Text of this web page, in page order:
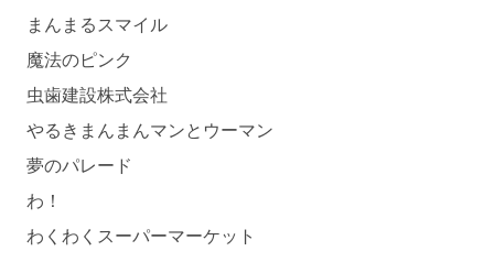
まんまるスマイル
魔法のピンク
虫歯建設株式会社
やるきまんまんマンとウーマン
夢のパレード
わ！
わくわくスーパーマーケット